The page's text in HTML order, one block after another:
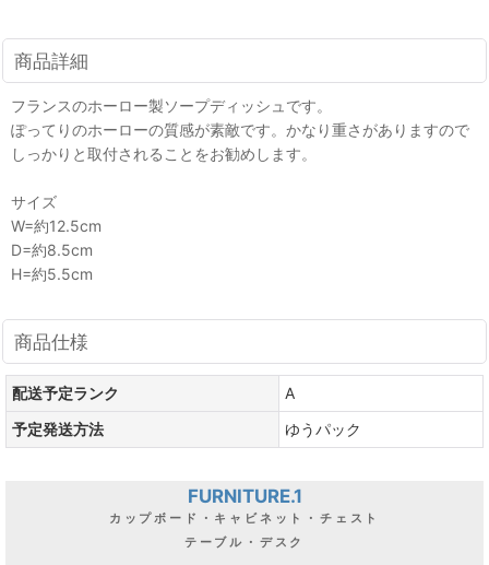
商品詳細
フランスのホーロー製ソープディッシュです。
ぽってりのホーローの質感が素敵です。かなり重さがありますので
しっかりと取付されることをお勧めします。
サイズ
W=約12.5cm
D=約8.5cm
H=約5.5cm
商品仕様
配送予定ランク
A
予定発送方法
ゆうパック
FURNITURE.1
カップボード・キャビネット・チェスト
テーブル・デスク